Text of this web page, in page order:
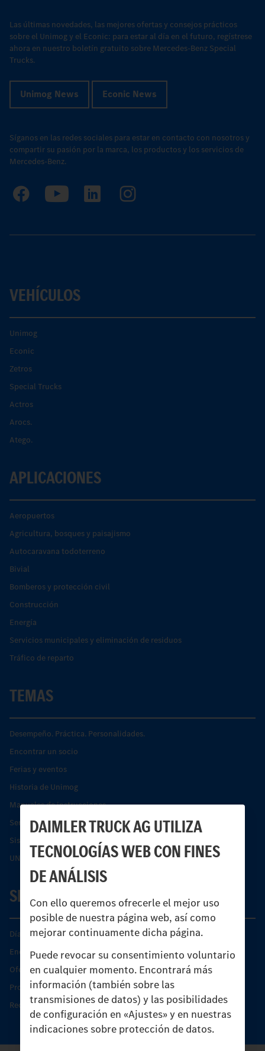
DAIMLER TRUCK AG UTILIZA
TECNOLOGÍAS WEB CON FINES
DE ANÁLISIS
Con ello queremos ofrecerle el mejor uso
posible de nuestra página web, así como
mejorar continuamente dicha página.
Puede revocar su consentimiento voluntario
en cualquier momento. Encontrará más
información (también sobre las
transmisiones de datos) y las posibilidades
de configuración en «Ajustes» y en nuestras
indicaciones sobre protección de datos.
Las últimas novedades, las mejores ofertas y consejos prácticos
sobre el Unimog y el Econic: para estar al día en el futuro, regístrese
ahora en nuestro boletín gratuito sobre Mercedes-Benz Special
Trucks.
Unimog News Econic News
Síganos en las redes sociales para estar en contacto con nosotros y
compartir su pasión por la marca, los productos y los servicios de
Mercedes-Benz.
VEHÍCULOS
Unimog
Econic
Zetros
Special Trucks
Actros
Arocs.
Atego.
APLICACIONES
Aeropuertos
Agricultura, bosques y paisajismo
Autocaravana todoterreno
Bivial
Bomberos y protección civil
Construcción
Energía
Servicios municipales y eliminación de residuos
Tráfico de reparto
TEMAS
Desempeño. Práctica. Personalidades.
Encontrar un socio
Ferias y eventos
Historia de Unimog
Manuales de instrucciones
Servicios financieros
Sistemas de asistencia de seguridad Econic
UNI-TOUCH®
SERVICIO
Días de Servicio del Unimog
Encontrar un socio
Oferta de servicio del Unimog
Productos de piezas y servicio
Recambios originales